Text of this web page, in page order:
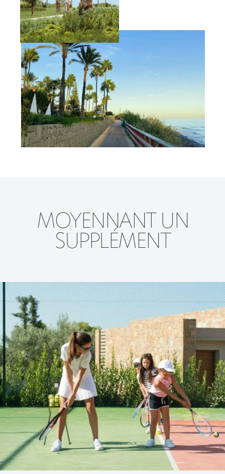
MOYENNANT UN
SUPPLÉMENT